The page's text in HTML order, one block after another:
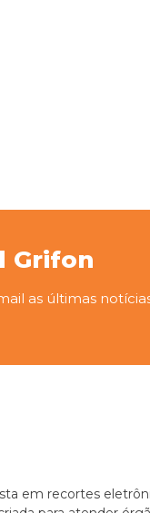
Grifon
as últimas
em recortes